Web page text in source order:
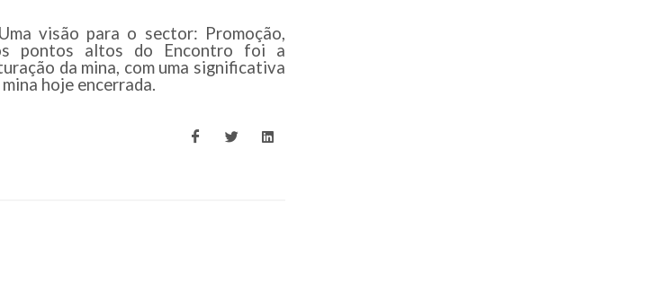
visão para o sector: Promoção,
pontos altos do Encontro foi a
da mina, com uma significativa
hoje encerrada.